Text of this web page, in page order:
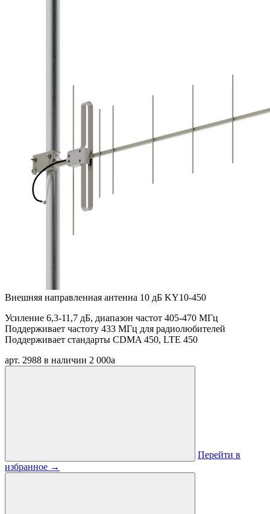
Внешняя направленная антенна 10 дБ KY10-450
Усиление 6,3-11,7 дБ, диапазон частот 405-470 МГц
Поддерживает частоту 433 МГц для радиолюбителей
Поддерживает стандарты CDMA 450, LTE 450
арт. 2988 в наличии 2 000a
Перейти в
избранное →